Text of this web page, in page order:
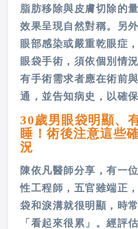
脂肪移除與皮膚切除的
效果呈現自然對稱。另
眼部感染或嚴重乾眼症
眼袋手術，須依個別情
有手術需求者應在術前
通，並告知病史，以確
30歲男眼袋明顯、
睡！術後注意這些
況
陳依凡醫師分享，有一
性工程師，五官雖端正
袋和淚溝就很明顯，時
「看起來很累」。經評